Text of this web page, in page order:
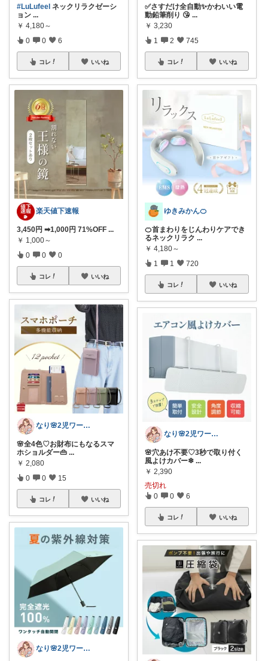
#LuLufeel ネックリラクゼーシ
ョン ...
￥ 4,180～
0 0 6
コレ いいね
楽天値下速報
3,450円 ➡1,000円 71%OFF ...
￥ 1,000～
0 0 0
コレ いいね
なり🌸2児ワーママの楽しい暮らし
🌸全4色♡お財布にもなるスマ
ホショルダー👜 ...
￥ 2,080
0 0 15
コレ いいね
なり🌸2児ワーママの楽しい暮らし
✅さすだけ全自動✨かわいい電
動鉛筆削り 😘 ...
￥ 3,230
1 2 745
コレ いいね
ゆきみかん🍊
🍊首まわりをじんわりケアでき
るネックリラク ...
￥ 4,180～
1 1 720
コレ いいね
なり🌸2児ワーママの楽しい暮らし
🌸穴あけ不要♡3秒で取り付く
風よけカバー❄ ...
￥ 2,390
売切れ
0 0 6
コレ いいね